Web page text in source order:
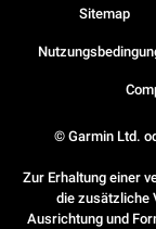
© Garmin Ltd.
Zur Erhaltung einer
die zusätzliche
Ausrichtung und
Sitemap